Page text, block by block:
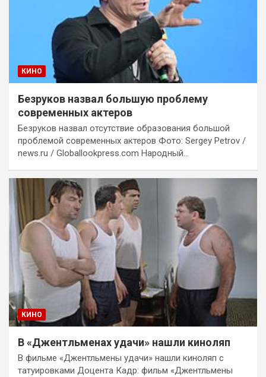
КИНО
Безруков назвал большую проблему
современных актеров
Безруков назвал отсутствие образования большой
проблемой современных актеров Фото: Sergey Petrov /
news.ru / Globallookpress.com Народный…
КИНО
В «Джентльменах удачи» нашли киноляп
В фильме «Джентльмены удачи» нашли киноляп с
татуировками Доцента Кадр: фильм «Джентльмены